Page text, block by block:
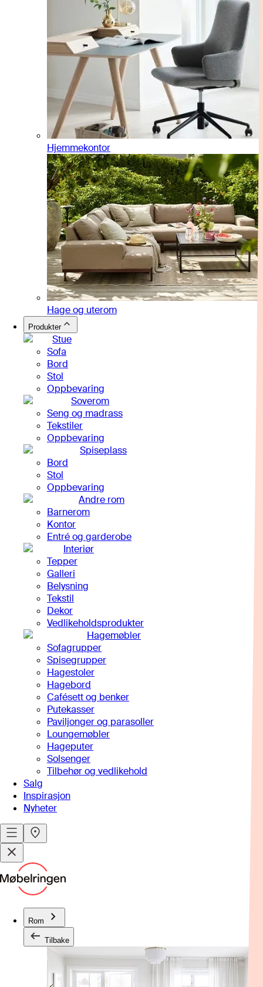
Hjemmekontor
Hage og uterom
Produkter
Stue
Sofa
Bord
Stol
Oppbevaring
Soverom
Seng og madrass
Tekstiler
Oppbevaring
Spiseplass
Bord
Stol
Oppbevaring
Andre rom
Barnerom
Kontor
Entré og garderobe
Interiør
Tepper
Galleri
Belysning
Tekstil
Dekor
Vedlikeholdsprodukter
Hagemøbler
Sofagrupper
Spisegrupper
Hagestoler
Hagebord
Cafésett og benker
Putekasser
Paviljonger og parasoller
Loungemøbler
Hageputer
Solsenger
Tilbehør og vedlikehold
Salg
Inspirasjon
Nyheter
Rom
Tilbake